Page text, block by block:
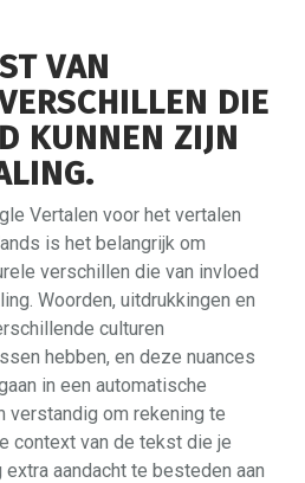
VAN
DIE
KUNNEN ZIJN
Vertalen voor het vertalen
is het belangrijk om
verschillen die van invloed
Woorden, uitdrukkingen en
culturen
hebben, en deze nuances
in een automatische
verstandig om rekening te
context van de tekst die je
aandacht te besteden aan